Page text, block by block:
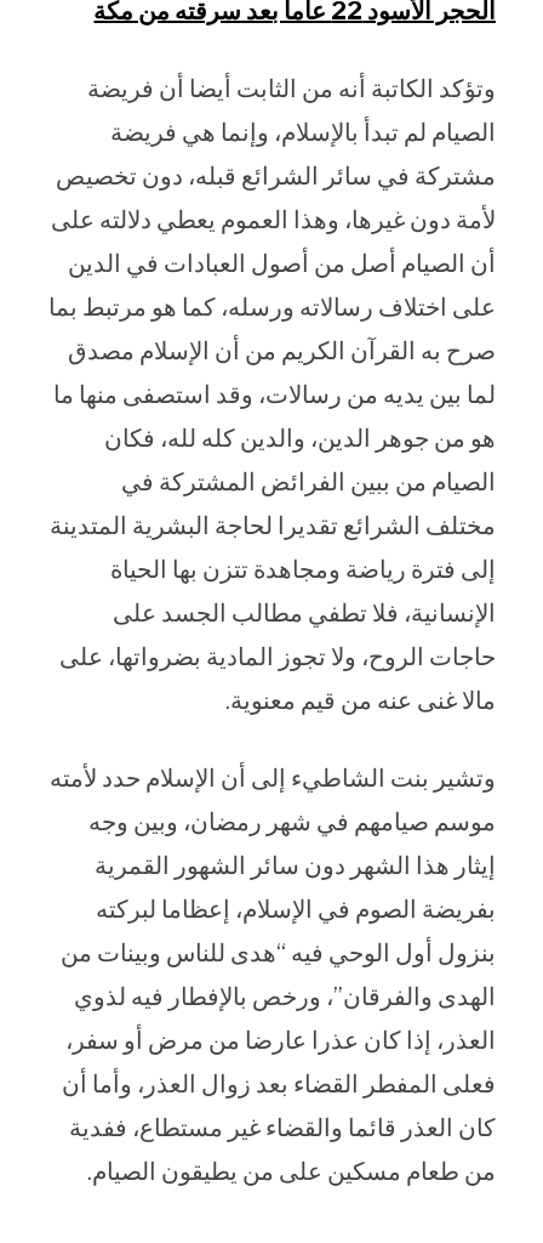
الحجر الأسود 22 عاما بعد سرقته من مكة
وتؤكد الكاتبة أنه من الثابت أيضا أن فريضة
الصيام لم تبدأ بالإسلام، وإنما هي فريضة
مشتركة في سائر الشرائع قبله، دون تخصيص
لأمة دون غيرها، وهذا العموم يعطي دلالته على
أن الصيام أصل من أصول العبادات في الدين
على اختلاف رسالاته ورسله، كما هو مرتبط بما
صرح به القرآن الكريم من أن الإسلام مصدق
لما بين يديه من رسالات، وقد استصفى منها ما
هو من جوهر الدين، والدين كله لله، فكان
الصيام من ببين الفرائض المشتركة في
مختلف الشرائع تقديرا لحاجة البشرية المتدينة
إلى فترة رياضة ومجاهدة تتزن بها الحياة
الإنسانية، فلا تطفي مطالب الجسد على
حاجات الروح، ولا تجوز المادية بضرواتها، على
مالا غنى عنه من قيم معنوية.
وتشير بنت الشاطيء إلى أن الإسلام حدد لأمته
موسم صيامهم في شهر رمضان، وبين وجه
إيثار هذا الشهر دون سائر الشهور القمرية
بفريضة الصوم في الإسلام، إعظاما لبركته
بنزول أول الوحي فيه “هدى للناس وبينات من
الهدى والفرقان”، ورخص بالإفطار فيه لذوي
العذر، إذا كان عذرا عارضا من مرض أو سفر،
فعلى المفطر القضاء بعد زوال العذر، وأما أن
كان العذر قائما والقضاء غير مستطاع، ففدية
من طعام مسكين على من يطيقون الصيام.